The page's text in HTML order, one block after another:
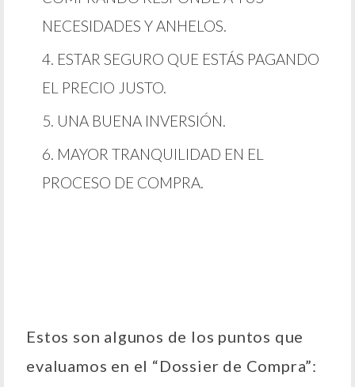
NECESIDADES Y ANHELOS.
ESTAR SEGURO QUE ESTÁS PAGANDO
EL PRECIO JUSTO.
UNA BUENA INVERSIÓN.
MAYOR TRANQUILIDAD EN EL
PROCESO DE COMPRA.
Estos son algunos de los puntos que
evaluamos en el “Dossier de Compra”: